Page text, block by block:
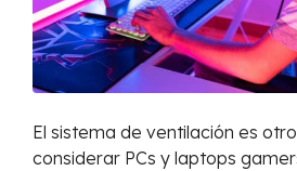
El sistema de ventilación es
considerar PCs y laptops